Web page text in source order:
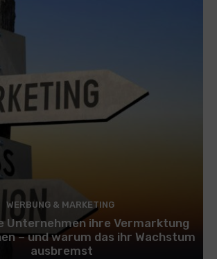
WERBUNG & MARKETING
Unternehmen ihre Vermarktung
– und warum das ihr Wachstum
ausbremst